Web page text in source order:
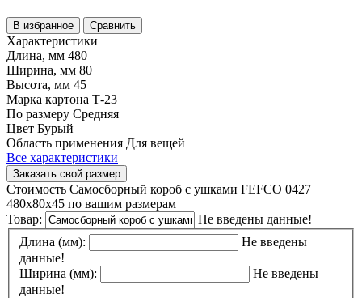
В избранное Сравнить
Характеристики
Длина, мм 480
Ширина, мм 80
Высота, мм 45
Марка картона Т-23
По размеру Средняя
Цвет Бурый
Область применения Для вещей
Все характеристики
Заказать свой размер
Стоимость Самосборный короб с ушками FEFCO 0427
480х80х45 по вашим размерам
Товар:
Не введены данные!
Длина (мм):
Не введены
данные!
Ширина (мм):
Не введены
данные!